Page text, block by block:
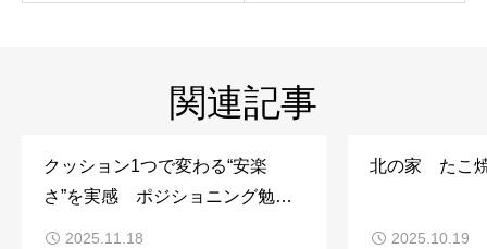
関連記事
クッション1つで変わる“安楽
さ”を実感 ポジショニング勉強
2025.11.18
北の家 たこ
2025.10.19